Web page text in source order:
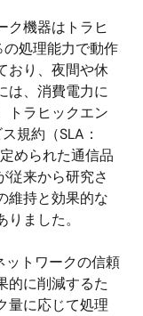
ク機器はトラヒ
処理能力で動作
おり、夜間や休
は、消費電力に
トラヒックエン
規約（SLA：
められた通信品
従来から研究さ
維持と効果的な
ました。
トワークの信頼
的に削減するた
量に応じて処理